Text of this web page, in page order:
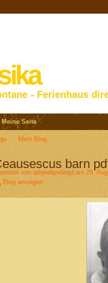
- Ferienhaus
Meine Seite
Mein Blog
barn
von qdqwdqwdwqd am 29.
Blog anzeigen